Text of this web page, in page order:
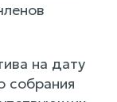
на дату
собрания